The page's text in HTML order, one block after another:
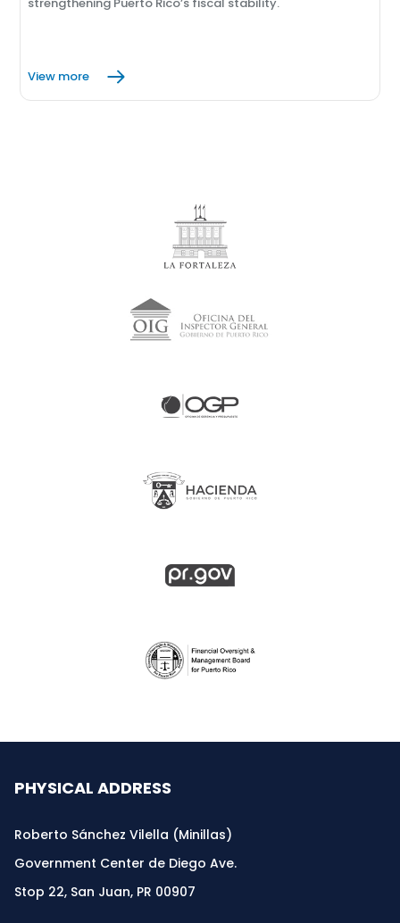
View more
PHYSICAL ADDRESS
Roberto Sánchez Vilella (Minillas)
Government Center de Diego Ave.
Stop 22, San Juan, PR 00907